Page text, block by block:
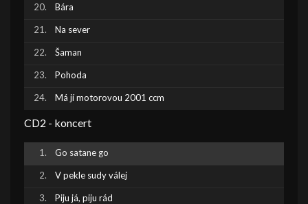
Bára
Na sever
Šaman
Pohoda
Má jí motorovou 2001 ccm
CD2 - koncert
Go satane go
V pekle sudy válej
Piju já, piju rád